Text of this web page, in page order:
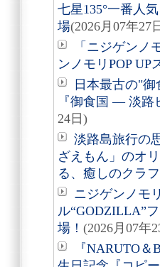
七星135°一番人
場(2026月07年27
「ニジゲン
ンノモリPOP UP
日本最古の"
『御食国 ― 淡
24日)
淡路島旅行の
ざえもん」のオ
る、癒しのクラ
ニジゲンノモ
ル“GODZILLA”
場！ (2026月07年
『NARUTO